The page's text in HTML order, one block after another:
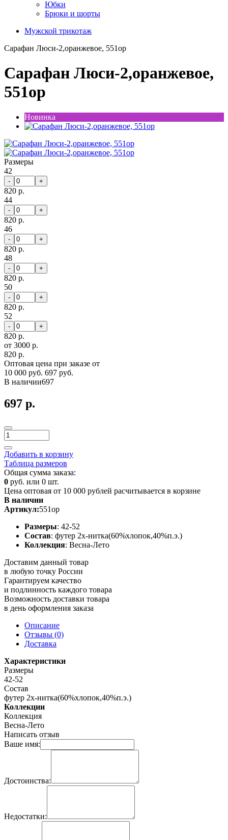
Юбки
Брюки и шорты
Мужской трикотаж
Сарафан Люси-2,оранжевое, 551ор
Сарафан Люси-2,оранжевое,
551ор
Новинка
Размеры
42
- +
820 р.
44
- +
820 р.
46
- +
820 р.
48
- +
820 р.
50
- +
820 р.
52
- +
820 р.
от 3000 р.
820 р.
Оптовая цена при заказе от
10 000 руб. 697 руб.
В наличии697
697 р.
Добавить в корзину
Таблица размеров
Общая сумма заказа:
0 руб. или 0 шт.
Цена оптовая от 10 000 рублей расчитывается в корзине
В наличии
Артикул:551ор
Размеры: 42-52
Состав: футер 2х-нитка(60%хлопок,40%п.э.)
Коллекция: Весна-Лето
Доставим данный товар
в любую точку России
Гарантируем качество
и подлинность каждого товара
Возможность доставки товара
в день оформления заказа
Описание
Отзывы (0)
Доставка
Характеристики
Размеры
42-52
Состав
футер 2х-нитка(60%хлопок,40%п.э.)
Коллекции
Коллекция
Весна-Лето
Написать отзыв
Ваше имя:
Достоинства:
Недостатки: